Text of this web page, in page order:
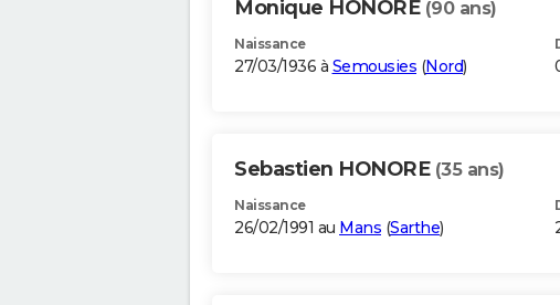
Monique HONORE (90 ans)
Naissance
27/03/1936 à Semousies (Nord)
Sebastien HONORE (35 ans)
Naissance
26/02/1991 au Mans (Sarthe)